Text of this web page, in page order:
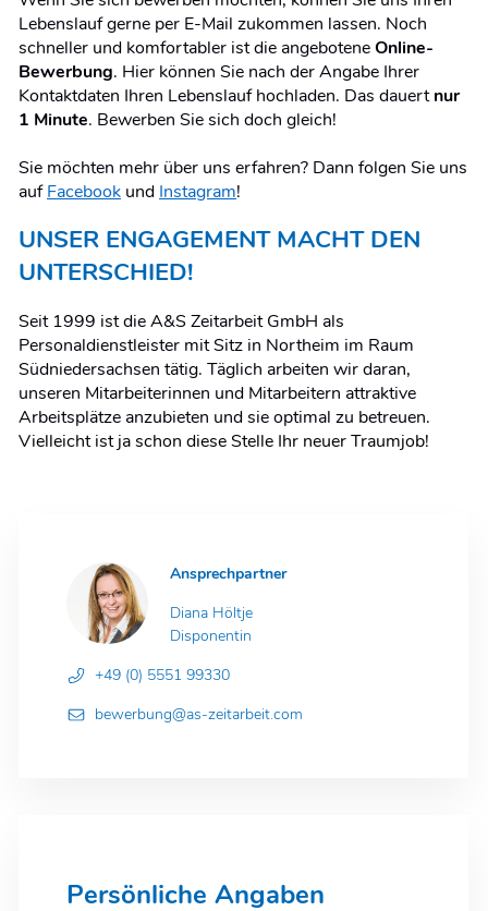
Ansprechpartner
Diana Höltje
Disponentin
+49 (0) 5551 99330
bewerbung@as-zeitarbeit.com
Persönliche Angaben
Lebenslauf gerne per E-Mail zukommen lassen. Noch
schneller und komfortabler ist die angeboteneOnline-
Bewerbung. Hier können Sie nach der Angabe Ihrer
Kontaktdaten Ihren Lebenslauf hochladen. Das dauertnur
1 Minute. Bewerben Sie sich doch gleich!
Sie möchten mehr über uns erfahren? Dann folgen Sie uns
aufFacebook und Instagram!
UNSER ENGAGEMENT MACHT DEN
UNTERSCHIED!
Seit 1999 ist die A&S Zeitarbeit GmbH als
Personaldienstleister mit Sitz in Northeim im Raum
Südniedersachsen tätig. Täglich arbeiten wir daran,
unseren Mitarbeiterinnen und Mitarbeitern attraktive
Arbeitsplätze anzubieten und sie optimal zu betreuen.
Vielleicht ist ja schon diese Stelle Ihr neuer Traumjob!